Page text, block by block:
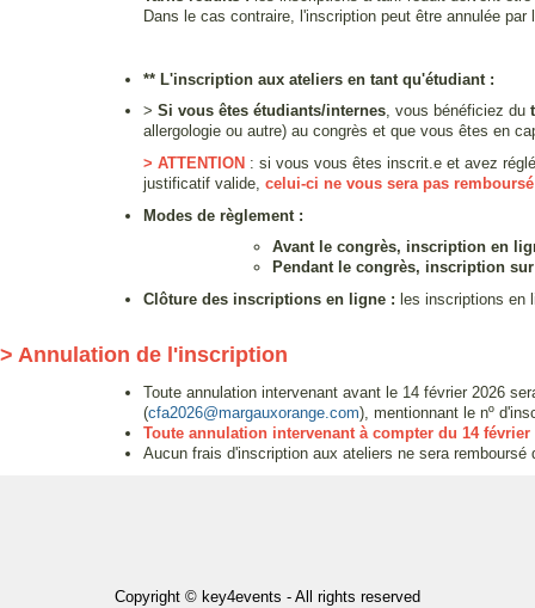
Dans le cas contraire, l'inscription peut être annulée
** L'inscription aux ateliers en tant qu'étudiant :
> Si vous êtes étudiants/internes, vous bénéficiez du
allergologie ou autre) au congrès et que vous êtes en
> ATTENTION : si vous vous êtes inscrit.e et avez
justificatif valide, celui-ci ne vous sera pas
Modes de règlement :
Avant le congrès, inscription en
Pendant le congrès, inscription
Clôture des inscriptions en ligne : les inscriptions en
> Annulation de l'inscription
Toute annulation intervenant avant le 14 février 2026
(cfa2026@margauxorange.com), mentionnant le nº
Toute annulation intervenant à compter du 14 février
Aucun frais d'inscription aux ateliers ne sera
Copyright © key4events - All rights reserved